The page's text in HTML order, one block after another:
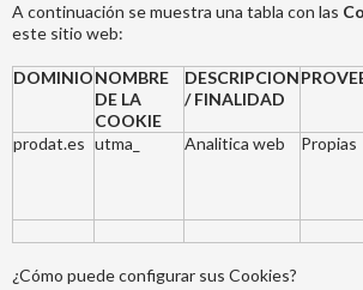
A continuación se muestra una tabla con las
este sitio web:
DOMINIONOMBRE
DE LA
COOKIE
DESCRIPCION
/ FINALIDAD
prodat.es utma_ Analitica web Propias
¿Cómo puede configurar sus Cookies?